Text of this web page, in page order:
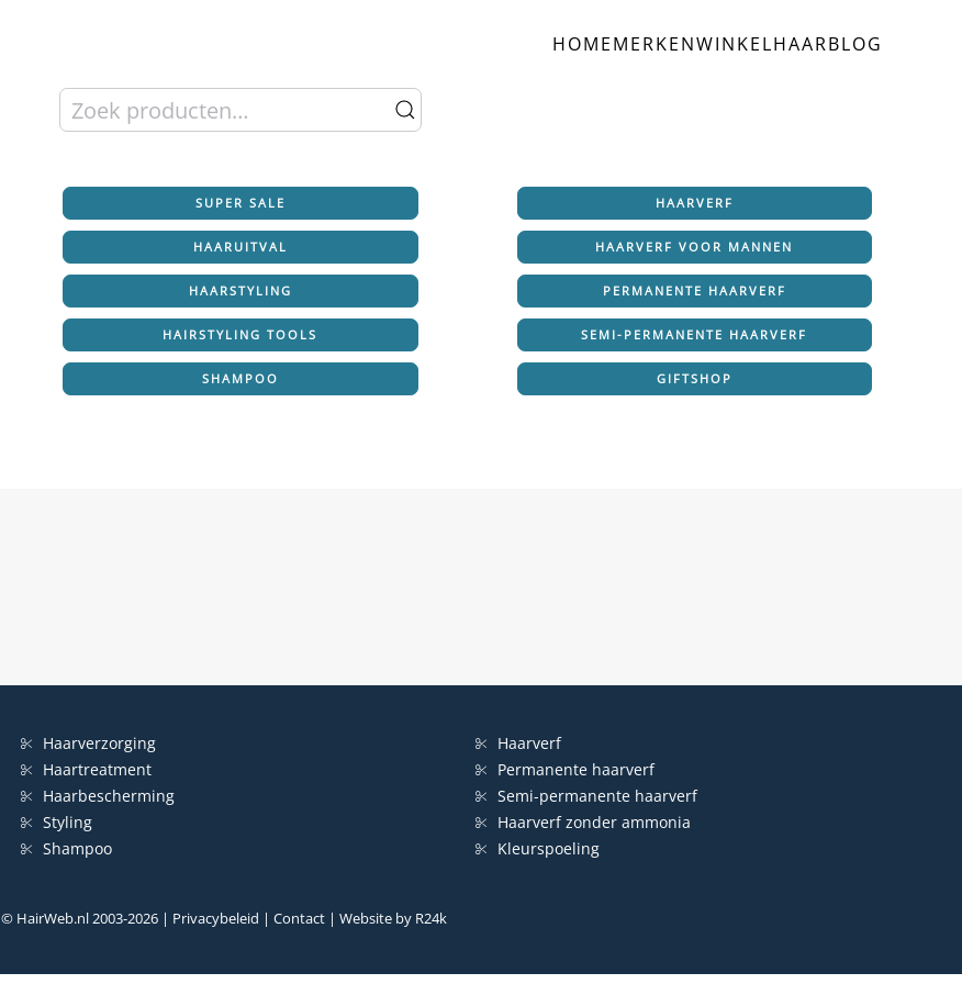
HOMEMERKENWINKELHAARBLOG
Zoeken
naar:
SUPER SALE
HAARUITVAL
HAARSTYLING
HAIRSTYLING TOOLS
SHAMPOO
HAARVERF
HAARVERF VOOR MANNEN
PERMANENTE HAARVERF
SEMI-PERMANENTE HAARVERF
GIFTSHOP
Haarverzorging
Haartreatment
Haarbescherming
Styling
Shampoo
Haarverf
Permanente haarverf
Semi-permanente haarverf
Haarverf zonder ammonia
Kleurspoeling
© HairWeb.nl 2003-2026 | Privacybeleid | Contact | Website by R24k